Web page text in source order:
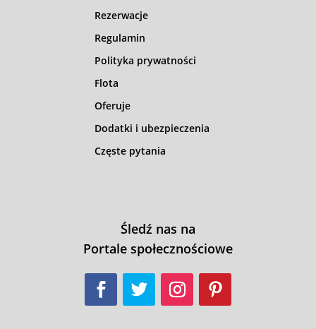
Rezerwacje
Regulamin
Polityka prywatności
Flota
Oferuje
Dodatki i ubezpieczenia
Częste pytania
Śledź nas na
Portale społecznościowe